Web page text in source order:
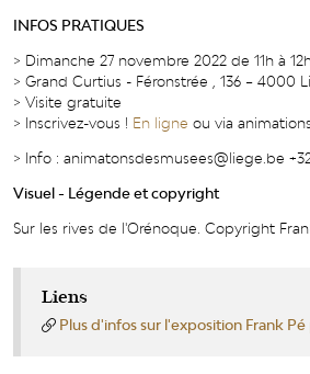
INFOS PRATIQUES
> Dimanche 27 novembre 2022 de 11h à
> Grand Curtius - Féronstrée , 136 – 4000
> Visite gratuite
> Inscrivez-vous ! En ligne ou via
> Info : animatonsdesmusees@liege.be
Visuel - Légende et copyright
Sur les rives de l'Orénoque. Copyright
Liens
Plus d'infos sur l'exposition Frank